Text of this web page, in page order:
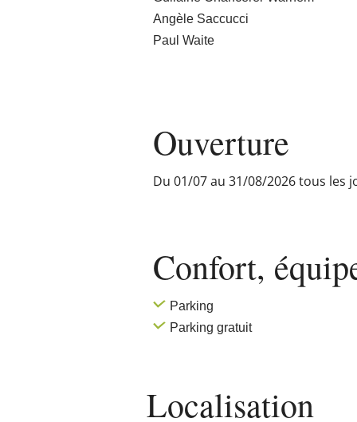
Angèle Saccucci
Paul Waite
Ouverture
Du 01/07 au 31/08/2026 tous les
Confort,
Parking
Parking gratuit
Localisation